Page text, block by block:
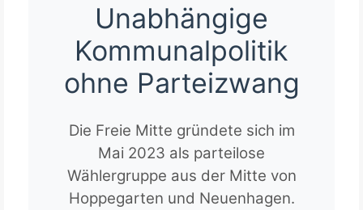
Unabhängige
Kommunalpolitik
ohne Parteizwang
Die Freie Mitte gründete sich im
Mai 2023 als parteilose
Wählergruppe aus der Mitte von
Hoppegarten und Neuenhagen.